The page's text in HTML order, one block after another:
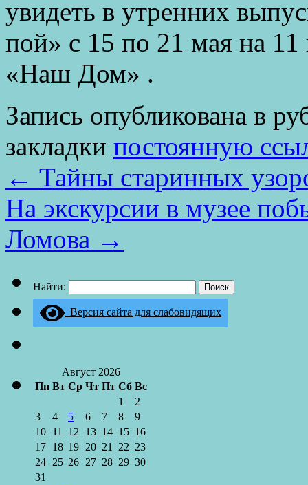
увидеть в утренних
пой» с 15 по 21 мая на 11
«Наш Дом» .
Запись опубликована в
закладки постоянную
← Тайны старинных
На экскурсии в музее
Ломова →
Найти:
Версия сайта для слабовидящих
Август 2026
Пн Вт Ср Чт Пт Сб Вс
1
2
3
4 5 6 7 8
9
10 11 12 13 14 15 16
17 18 19 20 21 22 23
24 25 26 27 28 29 30
31